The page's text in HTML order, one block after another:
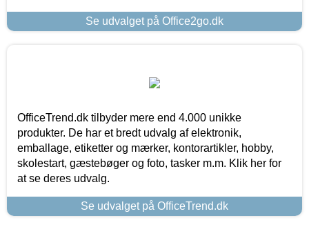
Se udvalget på Office2go.dk
OfficeTrend.dk tilbyder mere end 4.000 unikke
produkter. De har et bredt udvalg af elektronik,
emballage, etiketter og mærker, kontorartikler, hobby,
skolestart, gæstebøger og foto, tasker m.m. Klik her for
at se deres udvalg.
Se udvalget på OfficeTrend.dk